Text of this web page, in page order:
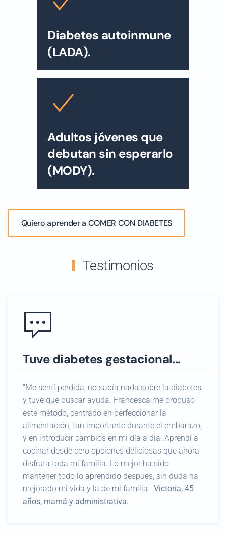
Diabetes autoinmune
(LADA).
Adultos jóvenes que
debutan sin esperarlo
(MODY).
Quiero aprender a COMER CON DIABETES
Testimonios
Tuve diabetes gestacional...
"Me sentí perdida, no sabía nada sobre la diabetes
y tuve que buscar ayuda. Francesca me propuso
este método, centrado en perfeccionar la
alimentación, tan importante durante el embarazo,
y en introducir cambios en mi día a día. Aprendí a
cocinar desde cero opciones deliciosas que ahora
disfruta toda mi familia. Lo mejor ha sido
mantener todo lo aprendido después, sin duda ha
mejorado mi vida y la de mi familia." Victoria, 45
años, mamá y administrativa.